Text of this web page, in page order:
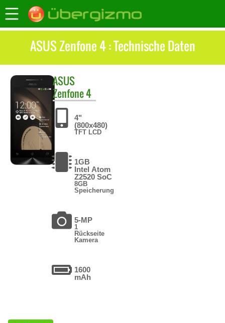
ASUS Zenfone 4 : Technische Daten
ASUS
Zenfone 4
4"
(800x480)
TFT LCD
1GB
Intel Atom
Z2520 SoC
8GB
Speicherung
5-MP
1
Rückseite
Kamera
1600
mAh